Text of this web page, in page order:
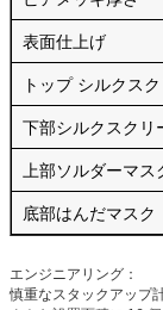
表面仕上げ
トップ シルクス
下部シルクスクリ
上部ソルダーマス
底部はんだマスク
エンジニアリング：
慎重なスタックアップ